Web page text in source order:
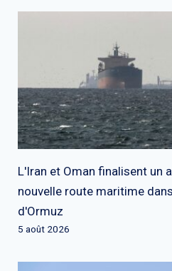
L'Iran et Oman finalisent un
nouvelle route maritime
d'Ormuz
5 août 2026